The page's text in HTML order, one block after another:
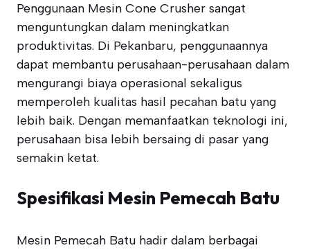
Penggunaan Mesin Cone Crusher sangat
menguntungkan dalam meningkatkan
produktivitas. Di Pekanbaru, penggunaannya
dapat membantu perusahaan-perusahaan dalam
mengurangi biaya operasional sekaligus
memperoleh kualitas hasil pecahan batu yang
lebih baik. Dengan memanfaatkan teknologi ini,
perusahaan bisa lebih bersaing di pasar yang
semakin ketat.
Spesifikasi Mesin Pemecah Batu
Mesin Pemecah Batu hadir dalam berbagai